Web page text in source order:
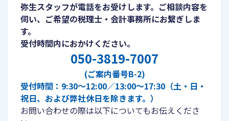
弥生スタッフが電話をお受けします。ご相談内容を
伺い、ご希望の税理士・会計事務所にお繋ぎしま
す。
受付時間内におかけください。
050-3819-7007
(ご案内番号B-2)
受付時間：9:30〜12:00／13:00〜17:30（土・日・
祝日、および弊社休日を除きます。）
お問い合わせの際は以下についてもお伝えくださ